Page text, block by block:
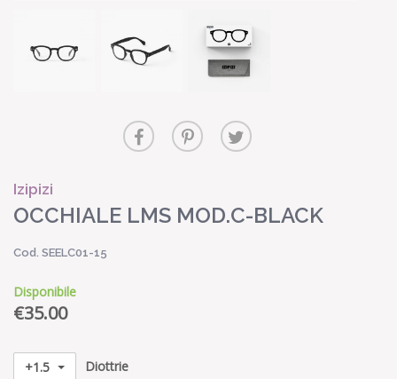
Izipizi
OCCHIALE LMS MOD.C-BLACK
Cod. SEELC01-15
Disponibile
€35.00
+1.5 Diottrie